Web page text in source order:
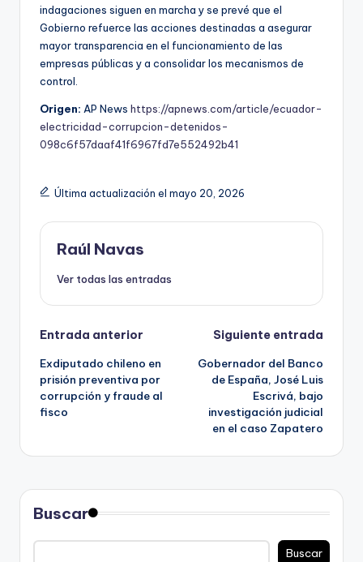
indagaciones siguen en marcha y se prevé que el
Gobierno refuerce las acciones destinadas a asegurar
mayor transparencia en el funcionamiento de las
empresas públicas y a consolidar los mecanismos de
control.
Origen: AP News https://apnews.com/article/ecuador-
electricidad-corrupcion-detenidos-
098c6f57daaf41f6967fd7e552492b41
Última actualización el mayo 20, 2026
Raúl Navas
Ver todas las entradas
Navegación
de
entradas
Entrada anterior
Exdiputado chileno en
prisión preventiva por
corrupción y fraude al
fisco
Siguiente entrada
Gobernador del Banco
de España, José Luis
Escrivá, bajo
investigación judicial
en el caso Zapatero
Buscar
Buscar